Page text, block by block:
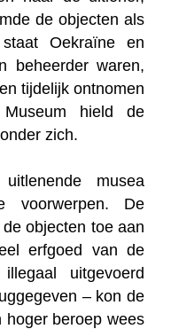
de objecten als
Oekraïne en
beheerder waren,
tijdelijk ontnomen
hield de
zich.
musea
voorwerpen. De
objecten toe aan
erfgoed van de
uitgevoerd
– kon de
hoger beroep wees